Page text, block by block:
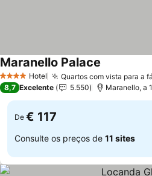
4 EstrelasHotel Quartos com vista para a
Maranello Palace
8,7 Excelente 5.550 Maranello, a
De € 117
Consulte os preços de 11 sites